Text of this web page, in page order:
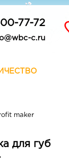
77-72
c.ru
maker
для губ